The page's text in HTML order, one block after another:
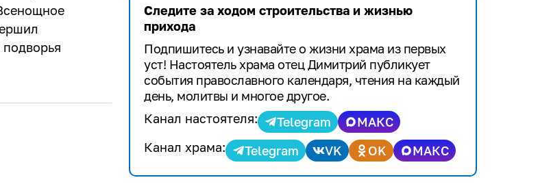
подворья
Следите за ходом строительства и жизнью
прихода
Подпишитесь и узнавайте о жизни храма из первых
уст! Настоятель храма отец Димитрий публикует
события православного календаря, чтения на каждый
день, молитвы и многое другое.
Канал настоятеля:
Telegram
МАКС
Канал храма:
Telegram VK OK МАКС